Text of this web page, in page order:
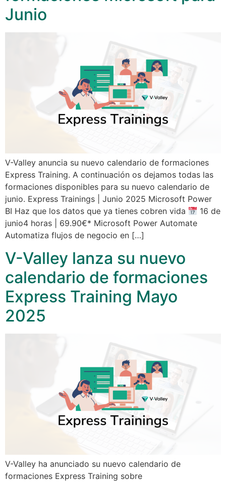
Junio
V-Valley anuncia su nuevo calendario de formaciones
Express Training. A continuación os dejamos todas las
formaciones disponibles para su nuevo calendario de
junio. Express Trainings | Junio 2025 Microsoft Power
BI Haz que los datos que ya tienes cobren vida
16 de
junio4 horas | 69.90€* Microsoft Power Automate
Automatiza flujos de negocio en […]
V-Valley lanza su nuevo
calendario de formaciones
Express Training Mayo
2025
V-Valley ha anunciado su nuevo calendario de
formaciones Express Training sobre